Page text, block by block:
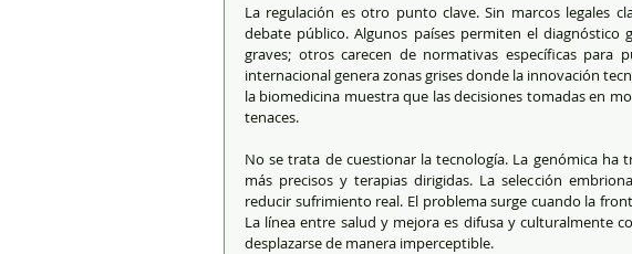
La regulación es otro punto clave. Sin marcos legales
debate público. Algunos países permiten el diagnóstico
graves; otros carecen de normativas específicas para
internacional genera zonas grises donde la innovación
la biomedicina muestra que las decisiones tomadas en
tenaces.
No se trata de cuestionar la tecnología. La genómica
más precisos y terapias dirigidas. La selección
reducir sufrimiento real. El problema surge cuando la
La línea entre salud y mejora es difusa y culturalmente
desplazarse de manera imperceptible.